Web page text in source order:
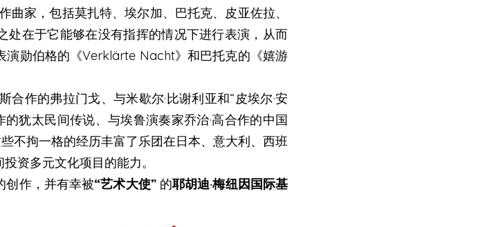
家，包括莫扎特、埃尔加、巴托克、皮亚佐拉、
处在于它能够在没有指挥的情况下进行表演，从而
演勋伯格的《Verklärte Nacht》和巴托克的《嬉游
作的弗拉门戈、与米歇尔·比谢利亚和“皮埃尔·安
犹太民间传说、与埃鲁演奏家乔治·高合作的中国
不拘一格的经历丰富了乐团在日本、意大利、西班
资多元文化项目的能力。
创作，并有幸被“艺术大使”的耶胡迪·梅纽因国际基